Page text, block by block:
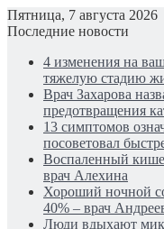
Пятница, 7 августа 2026
Последние новости
4 изменения на
тяжелую стадию
Врач Захарова
предотвращения
13 симптомов
посоветовал
Воспаленный
врач Алехина
Хороший ночной
40% – врач
Люди вдыхают